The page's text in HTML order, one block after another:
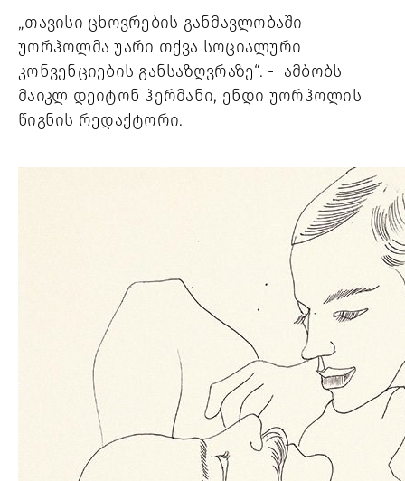
„თავისი ცხოვრების განმავლობაში
უორჰოლმა უარი თქვა სოციალური
კონვენციების განსაზღვრაზე“. -  ამბობს
მაიკლ დეიტონ ჰერმანი, ენდი უორჰოლის
წიგნის რედაქტორი.